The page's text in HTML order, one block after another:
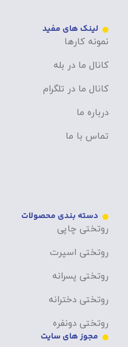
لینک های مفید
نمونه کارها
کانال ما در بله
کانال ما در تلگرام
درباره ما
تماس با ما
دسته بندی محصولات
روتختی چاپی
روتختی اسپرت
روتختی پسرانه
روتختی دخترانه
روتختی دونفره
مجوز های سایت